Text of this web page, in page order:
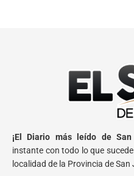
¡El Diario más leído de
instante con todo lo que
localidad de la Provincia de San